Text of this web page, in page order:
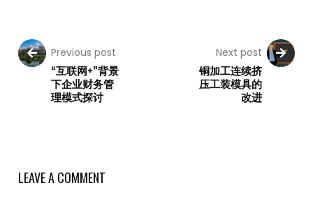
Previous post
“互联网+”背景
下企业财务管
理模式探讨
Next post
铜加工连续挤
压工装模具的
改进
LEAVE A COMMENT